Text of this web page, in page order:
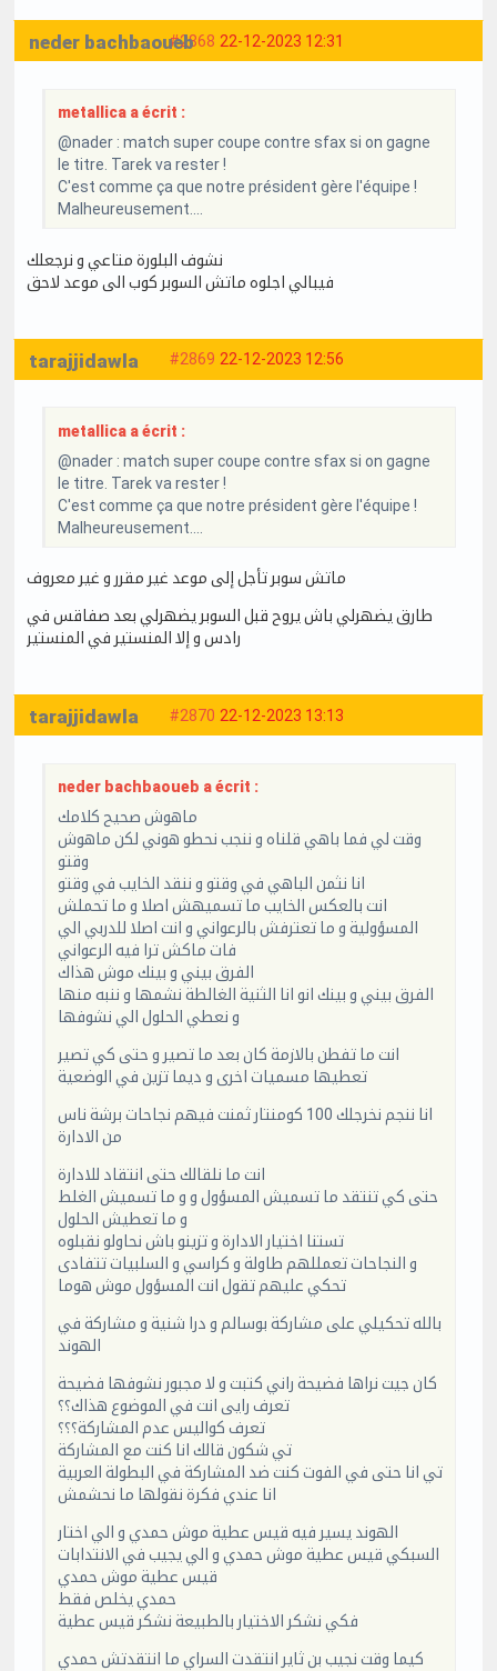
#2868 22-12-2023 12:31
neder bachbaoueb
metallica a écrit :
@nader : match super coupe contre sfax si on gagne
le titre. Tarek va rester !
C'est comme ça que notre président gère l'équipe !
Malheureusement....
نشوف البلورة متاعي و نرجعلك
فيبالي اجلوه ماتش السوبر كوب الى موعد لاحق
#2869 22-12-2023 12:56
tarajjidawla
metallica a écrit :
@nader : match super coupe contre sfax si on gagne
le titre. Tarek va rester !
C'est comme ça que notre président gère l'équipe !
Malheureusement....
ماتش سوبر تأجل إلى موعد غير مقرر و غير معروف
طارق يضهرلي باش يروح قبل السوبر يضهرلي بعد صفاقس في
رادس و إلا المنستير في المنستير
#2870 22-12-2023 13:13
tarajjidawla
neder bachbaoueb a écrit :
ماهوش صحيح كلامك
وقت لي فما باهي قلناه و ننجب نحطو هوني لكن ماهوش
وقتو
انا نثمن الباهي في وقتو و ننقد الخايب في وقتو
انت بالعكس الخايب ما تسميهش اصلا و ما تحملش
المسؤولية و ما تعترفش بالرعواني و انت اصلا للدربي الي
فات ماكش ترا فيه الرعواني
الفرق بيني و بينك موش هذاك
الفرق بيني و بينك انو انا الثنية الغالطة نشمها و ننبه منها
و نعطي الحلول الي نشوفها
انت ما تفطن بالازمة كان بعد ما تصير و حتى كي تصير
تعطيها مسميات اخرى و ديما تزين في الوضعية
انا ننجم نخرجلك 100 كومنتار ثمنت فيهم نجاحات برشة ناس
من الادارة
انت ما نلقالك حتى انتقاد للادارة
حتى كي تنتقد ما تسميش المسؤول و و ما تسميش الغلط
و ما تعطيش الحلول
تستنا اختيار الادارة و تزينو باش نحاولو نقبلوه
و النجاحات تعمللهم طاولة و كراسي و السلبيات تتفادى
تحكي عليهم تقول انت المسؤول موش هوما
بالله تحكيلي على مشاركة بوسالم و درا شنية و مشاركة في
الهوند
كان جيت نراها فضيحة راني كتبت و لا مجبور نشوفها فضيحة
تعرف رايى انت في الموضوع هذاك؟؟
تعرف كواليس عدم المشاركة؟؟؟
تي شكون قالك انا كنت مع المشاركة
تي انا حتى في الفوت كنت ضد المشاركة في البطولة العربية
انا عندي فكرة نقولها ما نحشمش
الهوند يسير فيه قيس عطية موش حمدي و الي اختار
السبكي قيس عطية موش حمدي و الي يجيب في الانتدابات
قيس عطية موش حمدي
حمدي يخلص فقط
فكي نشكر الاختيار بالطبيعة نشكر قيس عطية
كيما وقت نجيب بن ثاير انتقدت السراي ما انتقدتش حمدي